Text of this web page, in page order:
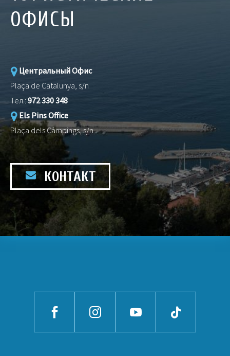
ОФИСЫ
Центральный Офис
Plaça de Catalunya, s/n
Тел.:972 330 348
Els Pins Office
Plaça dels Càmpings, s/n
КОНТАКТ